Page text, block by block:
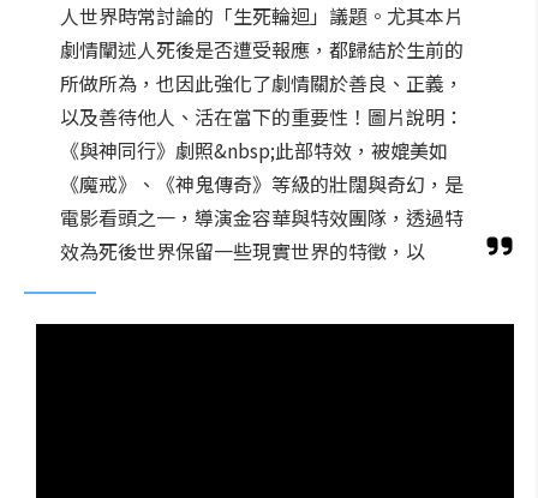
人世界時常討論的「生死輪迴」議題。尤其本片
劇情闡述人死後是否遭受報應，都歸結於生前的
所做所為，也因此強化了劇情關於善良、正義，
以及善待他人、活在當下的重要性！圖片說明：
《與神同行》劇照&nbsp;此部特效，被媲美如
《魔戒》、《神鬼傳奇》等級的壯闊與奇幻，是
電影看頭之一，導演金容華與特效團隊，透過特
效為死後世界保留一些現實世界的特徵，以